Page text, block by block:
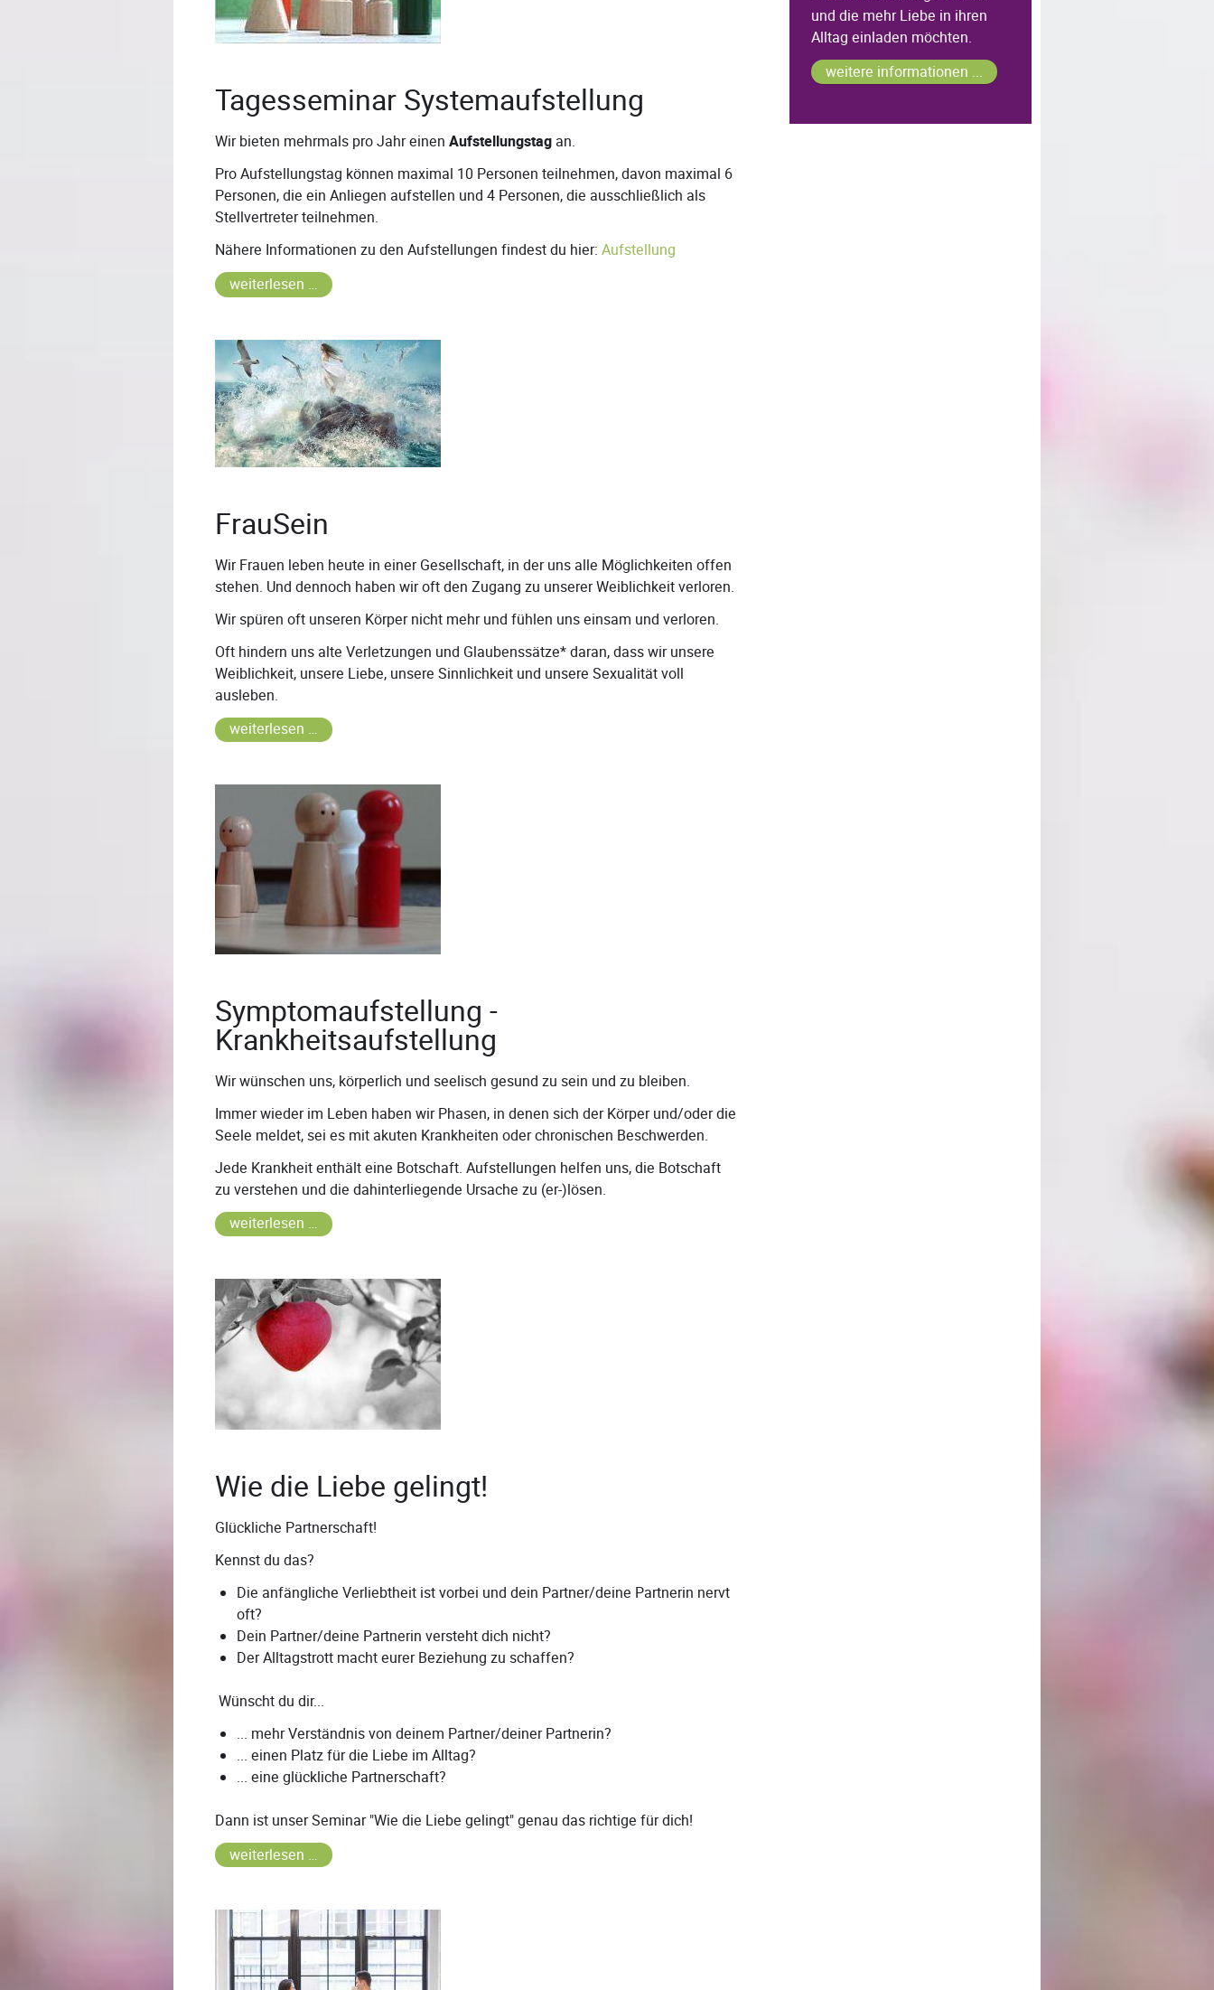
Tagesseminar Systemaufstellung
Wir bieten mehrmals pro Jahr einen Aufstellungstag an.
Pro Aufstellungstag können maximal 10 Personen teilnehmen, davon maximal 6
Personen, die ein Anliegen aufstellen und 4 Personen, die ausschließlich als
Stellvertreter teilnehmen.
Nähere Informationen zu den Aufstellungen findest du hier: Aufstellung
weiterlesen …
FrauSein
Wir Frauen leben heute in einer Gesellschaft, in der uns alle Möglichkeiten offen
stehen. Und dennoch haben wir oft den Zugang zu unserer Weiblichkeit verloren.
Wir spüren oft unseren Körper nicht mehr und fühlen uns einsam und verloren.
Oft hindern uns alte Verletzungen und Glaubenssätze* daran, dass wir unsere
Weiblichkeit, unsere Liebe, unsere Sinnlichkeit und unsere Sexualität voll
ausleben.
weiterlesen …
Symptomaufstellung -
Krankheitsaufstellung
Wir wünschen uns, körperlich und seelisch gesund zu sein und zu bleiben.
Immer wieder im Leben haben wir Phasen, in denen sich der Körper und/oder die
Seele meldet, sei es mit akuten Krankheiten oder chronischen Beschwerden.
Jede Krankheit enthält eine Botschaft. Aufstellungen helfen uns, die Botschaft
zu verstehen und die dahinterliegende Ursache zu (er-)lösen.
weiterlesen …
Wie die Liebe gelingt!
Glückliche Partnerschaft!
Kennst du das?
Die anfängliche Verliebtheit ist vorbei und dein Partner/deine Partnerin nervt
oft?
Dein Partner/deine Partnerin versteht dich nicht?
Der Alltagstrott macht eurer Beziehung zu schaffen?
Wünscht du dir...
... mehr Verständnis von deinem Partner/deiner Partnerin?
... einen Platz für die Liebe im Alltag?
... eine glückliche Partnerschaft?
Dann ist unser Seminar "Wie die Liebe gelingt" genau das richtige für dich!
weiterlesen …
und die mehr Liebe in ihren
Alltag einladen möchten.
weitere informationen ...